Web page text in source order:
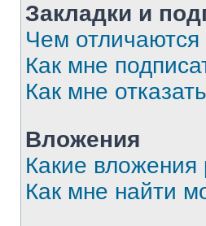
Закладки и
Чем отличаются
Как мне
Как мне
Вложения
Какие
Как мне найти